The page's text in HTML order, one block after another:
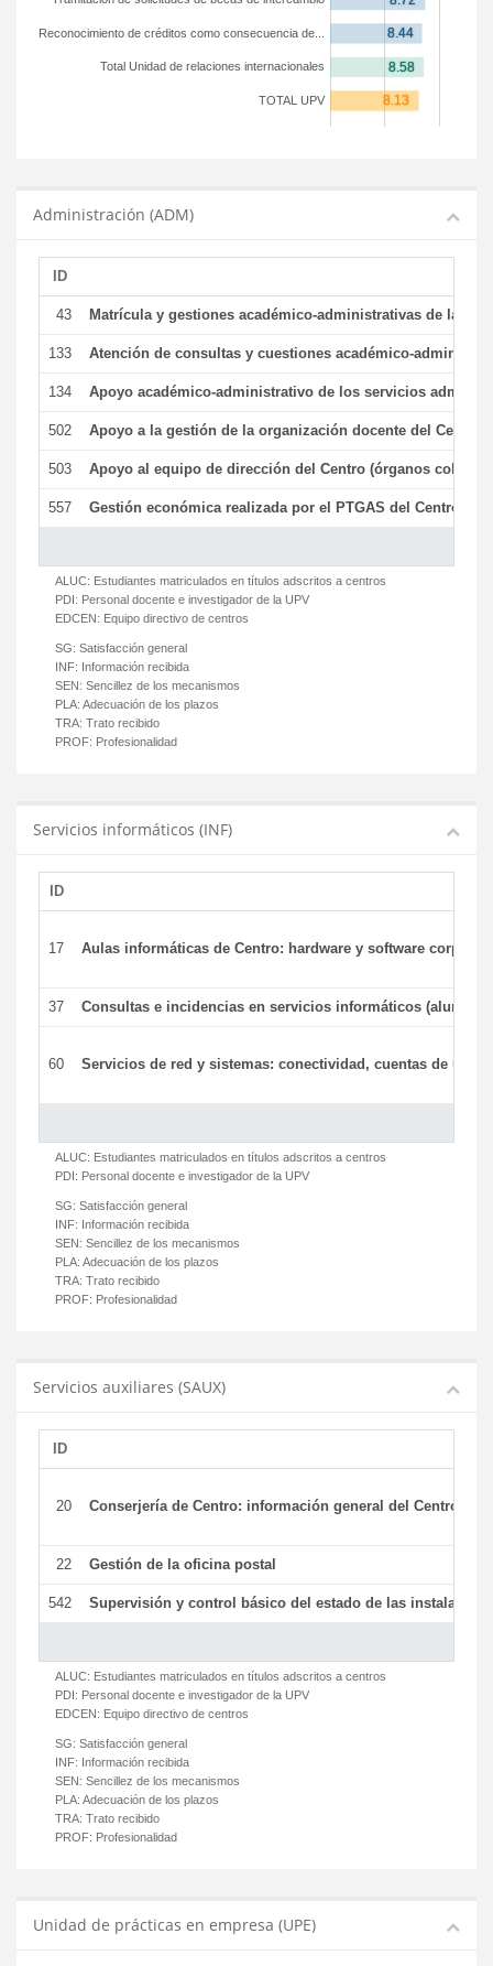
TOTAL UPV
Total Unidad de relaciones internacionales
Reconocimiento de créditos como consecuencia de...
Administración (ADM)
ID
43 Matrícula y gestiones académico-administrativas de la
133 Atención de consultas y cuestiones académico-
134 Apoyo académico-administrativo de los servicios
502 Apoyo a la gestión de la organización docente del Centro
503 Apoyo al equipo de dirección del Centro (órganos
557 Gestión económica realizada por el PTGAS del Centro
ALUC: Estudiantes matriculados en títulos adscritos a centros
PDI: Personal docente e investigador de la UPV
EDCEN: Equipo directivo de centros
SG: Satisfacción general
INF: Información recibida
SEN: Sencillez de los mecanismos
PLA: Adecuación de los plazos
TRA: Trato recibido
PROF: Profesionalidad
Servicios informáticos (INF)
ID
17 Aulas informáticas de Centro: hardware y software
37 Consultas e incidencias en servicios informáticos (alumnos)
60 Servicios de red y sistemas: conectividad, cuentas de
ALUC: Estudiantes matriculados en títulos adscritos a centros
PDI: Personal docente e investigador de la UPV
SG: Satisfacción general
INF: Información recibida
SEN: Sencillez de los mecanismos
PLA: Adecuación de los plazos
TRA: Trato recibido
PROF: Profesionalidad
Servicios auxiliares (SAUX)
ID
20 Conserjería de Centro: información general del Centro y
22 Gestión de la oficina postal
542 Supervisión y control básico del estado de las
ALUC: Estudiantes matriculados en títulos adscritos a centros
PDI: Personal docente e investigador de la UPV
EDCEN: Equipo directivo de centros
SG: Satisfacción general
INF: Información recibida
SEN: Sencillez de los mecanismos
PLA: Adecuación de los plazos
TRA: Trato recibido
PROF: Profesionalidad
Unidad de prácticas en empresa (UPE)